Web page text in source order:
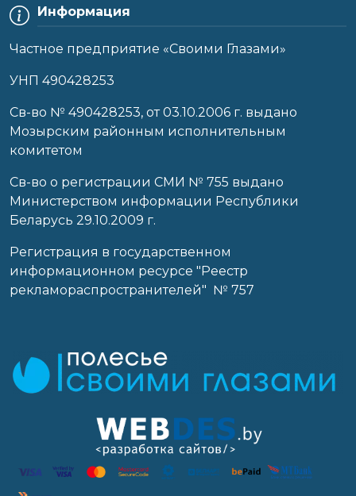
Информация
Частное предприятие «Своими Глазами»
УНП 490428253
Cв-во № 490428253, от 03.10.2006 г. выдано
Мозырским районным исполнительным
комитетом
Св-во о регистрации СМИ № 755 выдано
Министерством информации Республики
Беларусь 29.10.2009 г.
Регистрация в государственном
информационном ресурсе "Реестр
рекламораспространителей" № 757